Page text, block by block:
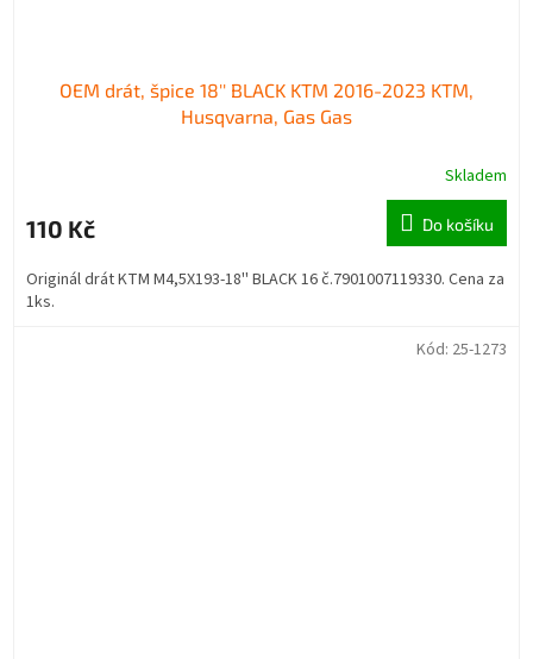
OEM drát, špice 18'' BLACK KTM 2016-2023 KTM,
Husqvarna, Gas Gas
Skladem
110 Kč Do košíku
Originál drát KTM M4,5X193-18'' BLACK 16 č.7901007119330. Cena za
1ks.
Kód: 25-1273